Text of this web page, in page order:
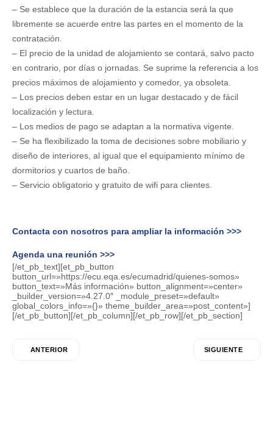
– Se establece que la duración de la estancia será la que
libremente se acuerde entre las partes en el momento de la
contratación.
– El precio de la unidad de alojamiento se contará, salvo pacto
en contrario, por días o jornadas. Se suprime la referencia a los
precios máximos de alojamiento y comedor, ya obsoleta.
– Los precios deben estar en un lugar destacado y de fácil
localización y lectura.
– Los medios de pago se adaptan a la normativa vigente.
– Se ha flexibilizado la toma de decisiones sobre mobiliario y
diseño de interiores, al igual que el equipamiento mínimo de
dormitorios y cuartos de baño.
– Servicio obligatorio y gratuito de wifi para clientes.
Contacta con nosotros para ampliar la información >>>
Agenda una reunión >>>
[/et_pb_text][et_pb_button
button_url=»https://ecu.eqa.es/ecumadrid/quienes-somos»
button_text=»Más información» button_alignment=»center»
_builder_version=»4.27.0″ _module_preset=»default»
global_colors_info=»{}» theme_builder_area=»post_content»]
[/et_pb_button][/et_pb_column][/et_pb_row][/et_pb_section]
ANTERIOR SIGUIENTE